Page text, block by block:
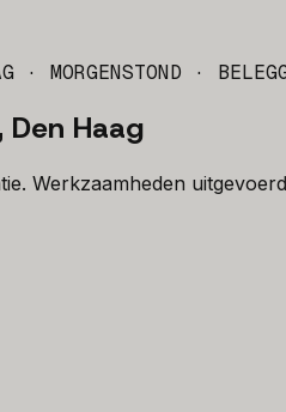
· MORGENSTOND ·
Haag
Werkzaamheden